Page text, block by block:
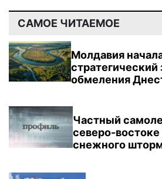
САМОЕ ЧИТАЕМОЕ
Молдавия
стратегический
обмеления
Частный
северо-
снежного